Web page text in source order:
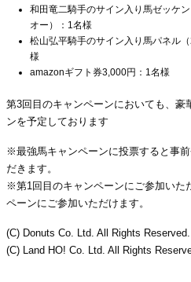
和田竜二騎手のサイン入り馬ゼッケ
オー）：1名様
松山弘平騎手のサイン入り馬パネル
様
amazonギフト券3,000円：1名様
第3回目のキャンペーンにおいても、豪
ンを予定しております
※最強馬キャンペーンに投票すると事
だきます。
※第1回目のキャンペーンにご参加いた
ペーンにご参加いただけます。
(C) Donuts Co. Ltd. All Rights Reserved.
(C) Land HO! Co. Ltd. All Rights